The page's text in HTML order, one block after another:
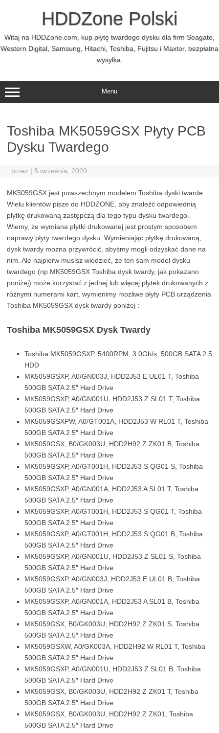
HDDZone Polski
Witaj na HDDZone.com, kup płytę twardego dysku dla firm Seagate,
Western Digital, Samsung, Hitachi, Toshiba, Fujitsu i Maxtor, bezpłatna
wysyłka.
Menu
Toshiba MK5059GSX Płyty PCB
Dysku Twardego
przez | 5 września, 2020
MK5059GSX jest powszechnym modelem Toshiba dyski twarde.
Wielu klientów pisze do HDDZONE, aby znaleźć odpowiednią
płytkę drukowaną zastępczą dla tego typu dysku twardego.
Wiemy, że wymiana płytki drukowanej jest prostym sposobem
naprawy płyty twardego dysku. Wymieniając płytkę drukowaną,
dysk twardy można przywrócić, abyśmy mogli odzyskać dane na
nim. Ale najpierw musisz wiedzieć, że ten sam model dysku
twardego (np MK5059GSX Toshiba dysk twardy, jak pokazano
poniżej) może korzystać z jednej lub więcej płytek drukowanych z
różnymi numerami kart, wymienimy możliwe płyty PCB urządzenia
Toshiba MK5059GSX dysk twardy poniżej：
Toshiba MK5059GSX Dysk Twardy
Toshiba MK5059GSXP, 5400RPM, 3.0Gb/s, 500GB SATA 2.5
HDD
MK5059GSXP, A0/GN003J, HDD2J53 E UL01 T, Toshiba
500GB SATA 2.5″ Hard Drive
MK5059GSXP, A0/GN001U, HDD2J53 Z SL01 T, Toshiba
500GB SATA 2.5″ Hard Drive
MK5059GSXPW, A0/GT001A, HDD2J53 W RL01 T, Toshiba
500GB SATA 2.5″ Hard Drive
MK5059GSX, B0/GK003U, HDD2H92 Z ZK01 B, Toshiba
500GB SATA 2.5″ Hard Drive
MK5059GSXP, A0/GT001H, HDD2J53 S QG01 S, Toshiba
500GB SATA 2.5″ Hard Drive
MK5059GSXP, A0/GN001A, HDD2J53 A SL01 T, Toshiba
500GB SATA 2.5″ Hard Drive
MK5059GSXP, A0/GT001H, HDD2J53 S QG01 T, Toshiba
500GB SATA 2.5″ Hard Drive
MK5059GSXP, A0/GT001H, HDD2J53 S QG01 B, Toshiba
500GB SATA 2.5″ Hard Drive
MK5059GSXP, A0/GN001U, HDD2J53 Z SL01 S, Toshiba
500GB SATA 2.5″ Hard Drive
MK5059GSXP, A0/GN003J, HDD2J53 E UL01 B, Toshiba
500GB SATA 2.5″ Hard Drive
MK5059GSXP, A0/GN001A, HDD2J53 A SL01 B, Toshiba
500GB SATA 2.5″ Hard Drive
MK5059GSX, B0/GK003U, HDD2H92 Z ZK01 S, Toshiba
500GB SATA 2.5″ Hard Drive
MK5059GSXW, A0/GK003A, HDD2H92 W RL01 T, Toshiba
500GB SATA 2.5″ Hard Drive
MK5059GSXP, A0/GN001U, HDD2J53 Z SL01 B, Toshiba
500GB SATA 2.5″ Hard Drive
MK5059GSX, B0/GK003U, HDD2H92 Z ZK01 T, Toshiba
500GB SATA 2.5″ Hard Drive
MK5059GSX, B0/GK003U, HDD2H92 Z ZK01, Toshiba
500GB SATA 2.5″ Hard Drive